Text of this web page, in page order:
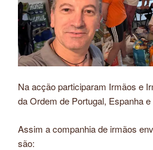
Na acção participaram Irmãos e
da Ordem de Portugal, Espanha e
Assim a companhia de irmãos
são: